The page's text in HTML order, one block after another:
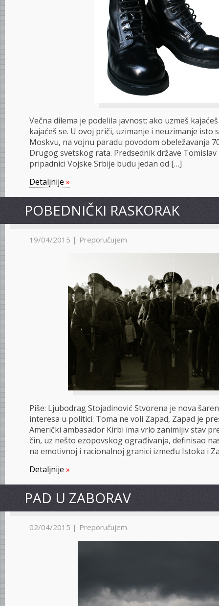
Večna dilema je podelila javnost: ako uzmeš
kajaćeš se. U ovoj priči, uzimanje i neuzimanje isto
Moskvu, na vojnu paradu povodom obeležavanja
Drugog svetskog rata. Predsednik države
pripadnici Vojske Srbije budu jedan od […]
Detaljnije »
PO­BED­NIČ­KI RAS­KO­RAK
19/04/2015 | Preporučujem
Piše: Ljubodrag Stojadinović Stvo­re­na je no­va
in­te­re­sa u po­li­ti­ci: To­ma ne vo­li Za­pad, Za­pad je
Ame­rič­ki am­ba­sa­dor Kir­bi ima vr­lo za­ni­mljiv stav
čin, uz ne­što ezo­pov­skog ogra­đi­va­nja, de­fi­ni­sao
na emo­tiv­noj i ra­ci­o­nal­noj gra­ni­ci iz­me­đu Is­to­ka i
Detaljnije »
PAD U ZABORAV
02/04/2015 | Preporučujem